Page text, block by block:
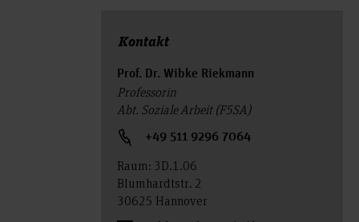
Kontakt
Prof. Dr. Wibke Riekmann
Professorin
Abt. Soziale Arbeit (F5SA)
+49 511 9296 7064
Raum: 3D.1.06
Blumhardtstr. 2
30625 Hannover